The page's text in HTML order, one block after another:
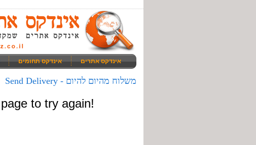
אינדקס אתרים אינדקס תחומים
משלוח מהיום להיום - Send Delivery